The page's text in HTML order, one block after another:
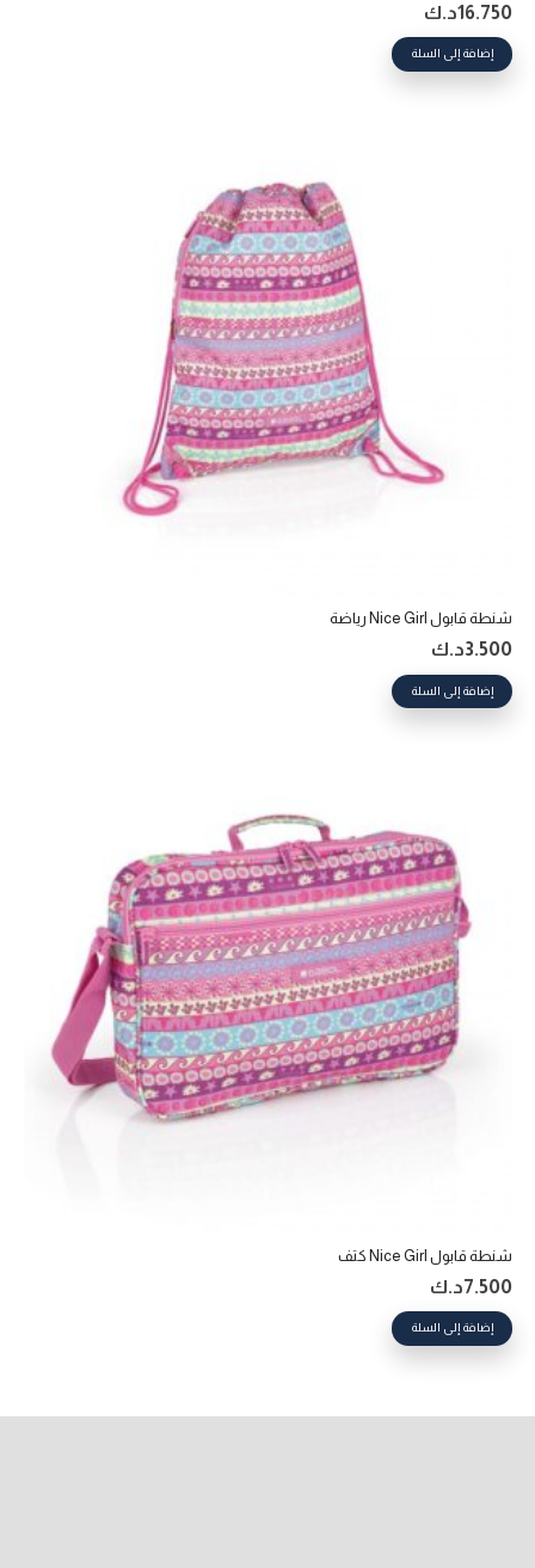
16.750د.ك
إضافة إلى السلة
شنطة قابول Nice Girl رياضة
3.500د.ك
إضافة إلى السلة
شنطة قابول Nice Girl كتف
7.500د.ك
إضافة إلى السلة